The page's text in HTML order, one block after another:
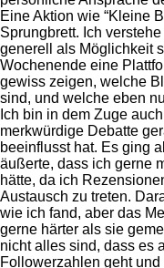
Eine Aktion wie “Kleine
Sprungbrett. Ich
generell als Möglichkeit
Wochenende eine
gewiss zeigen, welche
sind, und welche eben
Ich bin in dem Zuge
merkwürdige Debatte
beeinflusst hat. Es ging
äußerte, dass ich gerne
hätte, da ich
Austausch zu treten.
wie ich fand, aber das
gerne härter als sie
nicht alles sind, dass es
Followerzahlen geht